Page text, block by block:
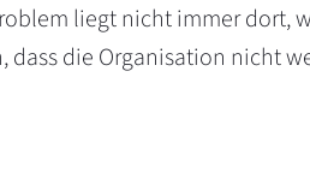
liegt nicht immer dort,
dass die Organisation nicht